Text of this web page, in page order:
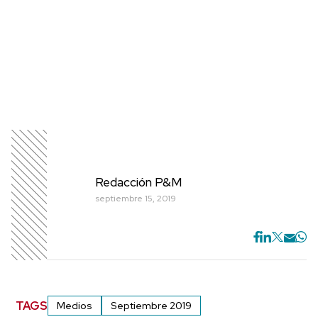
Redacción P&M
septiembre 15, 2019
TAGS Medios Septiembre 2019